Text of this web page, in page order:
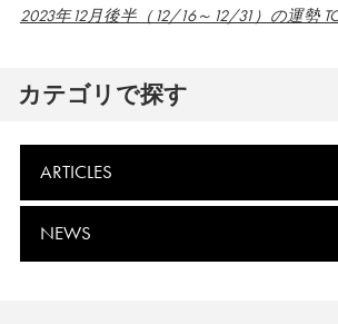
2023年12月後半（12/16～12/31）の運勢
カテゴリで探す
ARTICLES
NEWS